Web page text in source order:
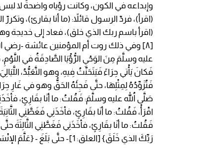
وإبداعه في الكون، وكانت رؤياه واضحةً لا
(اقرأ)، فردّ الرسول قائلاً: (ما أنا بقارئ)،
(اقرأ باسم ربك الذي خلق)، فعاد إلى
[٨] وفي ذلك روت أم المؤمنين عائشة -رضي
عليه وسلَّمَ مِنَ الوَحْيِ الرُّؤْيَا الصَّادِقَةُ في
فَكانَ يَأْتي حِرَاءً فَيَتَحَنَّثُ فِيهِ، وهو التَّعَبُّدُ،
فَتُزَوِّدُهُ لِمِثْلِهَا، حتَّى فَجِئَهُ الحَقُّ وهو في غَارِ
صَلَّى اللهُ عليه وسلَّمَ: فَقُلتُ: ما أنَا بقَارِئٍ،
اقْرَأْ، فَقُلتُ: ما أنَا بقَارِئٍ، فأخَذَنِي فَغَطَّنِي
فَقُلتُ: ما أنَا بقَارِئٍ، فأخَذَنِي فَغَطَّنِي الثَّالِثَةَ
رَبِّكَ الذي خَلَقَ} [العلق: 1]- حتَّى بَلَغَ - {عَلَّمَ الإنْسَانَ ما لَمْ يَعْلَمْ} [العلق: 5]).[٩][٨]